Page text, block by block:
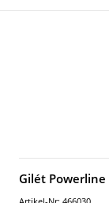
Gilét